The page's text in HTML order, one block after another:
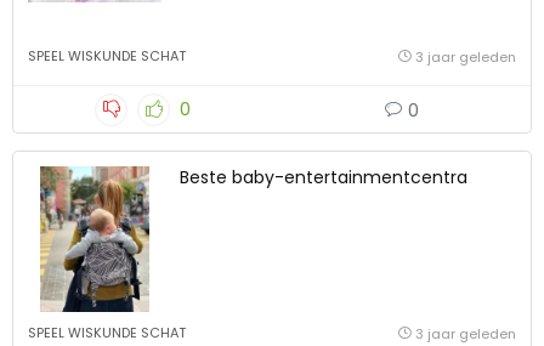
SPEEL WISKUNDE SCHAT 3 jaar geleden
0 0
Beste baby-entertainmentcentra
SPEEL WISKUNDE SCHAT 3 jaar geleden